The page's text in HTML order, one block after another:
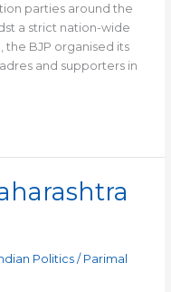
parties around the
a strict nation-wide
the BJP organised its
and supporters in
Politics/ Parimal